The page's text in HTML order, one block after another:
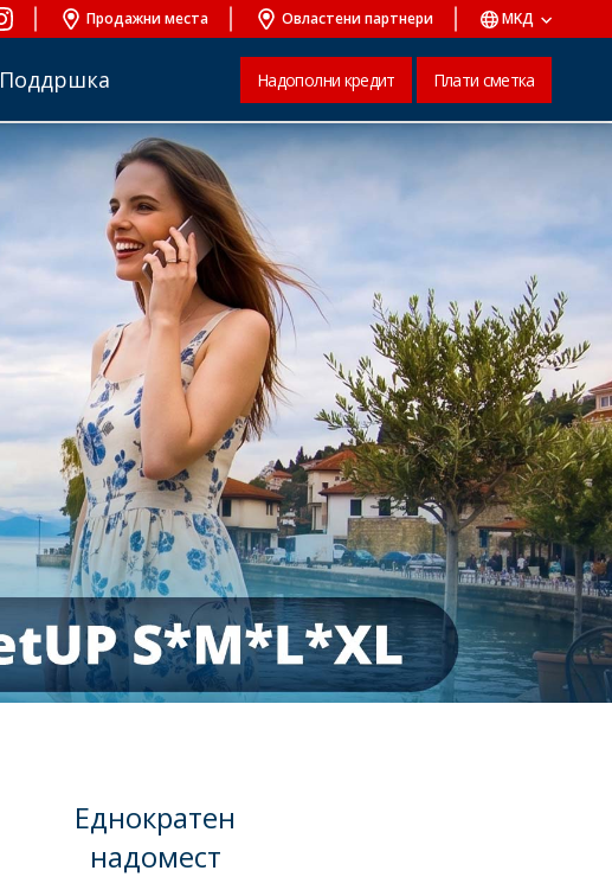
Продажни места Овластени партнери MKД
Поддршка Надополни кредит Плати сметка
Еднократен
надомест